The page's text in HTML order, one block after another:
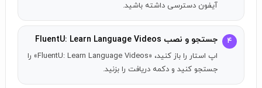
ویدیوها را با زیرنویس و ترجمه تماشا کنید تا زبان را یاد بگیرید
بر روی هر کلمه یا عبارت کلیک کنید تا معنا آن را بیابید
کلمات را به لیست واژگان خود برای مرور اضافه کنید
شود
آیفون دسترسی داشته باشید.
۴ جستجو و نصب FluentU: Learn Language Videos
اپ استار را باز کنید، «FluentU: Learn Language Videos» را
جستجو کنید و دکمه دریافت را بزنید.